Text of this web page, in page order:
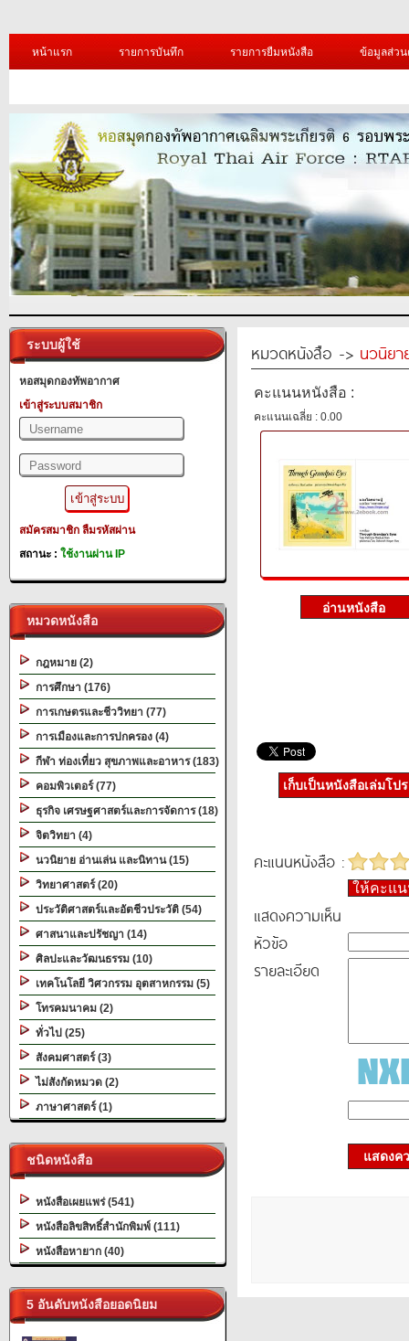
หน้าแรก รายการบันทึก รายการยืมหนังสือ ข้อมูลส่ว
ระบบผู้ใช้
หอสมุดกองทัพอากาศ
เข้าสู่ระบบสมาชิก
สมัครสมาชิก ลืมรหัสผ่าน
สถานะ : ใช้งานผ่าน IP
หมวดหนังสือ
กฎหมาย (2)
การศึกษา (176)
การเกษตรและชีววิทยา (77)
การเมืองและการปกครอง (4)
กีฬา ท่องเที่ยว สุขภาพและอาหาร (183)
คอมพิวเตอร์ (77)
ธุรกิจ เศรษฐศาสตร์และการจัดการ (18)
จิตวิทยา (4)
นวนิยาย อ่านเล่น และนิทาน (15)
วิทยาศาสตร์ (20)
ประวัติศาสตร์และอัตชีวประวัติ (54)
ศาสนาและปรัชญา (14)
ศิลปะและวัฒนธรรม (10)
เทคโนโลยี วิศวกรรม อุตสาหกรรม (5)
โทรคมนาคม (2)
ทั่วไป (25)
สังคมศาสตร์ (3)
ไม่สังกัดหมวด (2)
ภาษาศาสตร์ (1)
ชนิดหนังสือ
หนังสือเผยแพร่ (541)
หนังสือลิขสิทธิ์สำนักพิมพ์ (111)
หนังสือหายาก (40)
5 อันดับหนังสือยอดนิยม
หมวดหนังสือ -> นวนิยา
คะแนนหนังสือ :
คะแนนเฉลี่ย : 0.00
เก็บเป็นหนังสือเล่มโป
คะแนนหนังสือ :
ให้คะแ
แสดงความเห็น
หัวข้อ
รายละเอียด
แสดงค